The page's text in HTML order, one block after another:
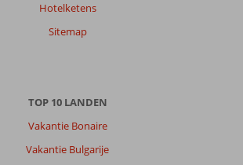
Hotelketens
Sitemap
TOP 10 LANDEN
Vakantie Bonaire
Vakantie Bulgarije